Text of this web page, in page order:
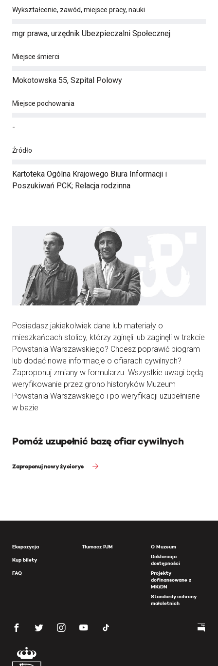
Wykształcenie, zawód, miejsce pracy, nauki
mgr prawa, urzędnik Ubezpieczalni Społecznej
Miejsce śmierci
Mokotowska 55, Szpital Polowy
Miejsce pochowania
-
Źródło
Kartoteka Ogólna Krajowego Biura Informacji i
Poszukiwań PCK; Relacja rodzinna
Posiadasz jakiekolwiek dane lub materiały o
mieszkańcach stolicy, którzy zginęli lub zaginęli w trakcie
Powstania Warszawskiego? Chcesz poprawić biogram
lub dodać nowe informacje o ofiarach cywilnych?
Zaproponuj zmiany w formularzu. Wszystkie uwagi będą
weryfikowanie przez grono historyków Muzeum
Powstania Warszawskiego i po weryfikacji uzupełniane
w bazie
Pomóż uzupełnić bazę ofiar cywilnych
Zaproponuj nowy życiorys
Ekspozycja
Kup bilety
FAQ
Tłumacz PJM
O Muzeum
Deklaracja
dostępności
Projekty
dofinansowane z
MKiDN
Standardy ochrony
małoletnich